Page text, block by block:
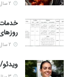
خدمات
روزهای